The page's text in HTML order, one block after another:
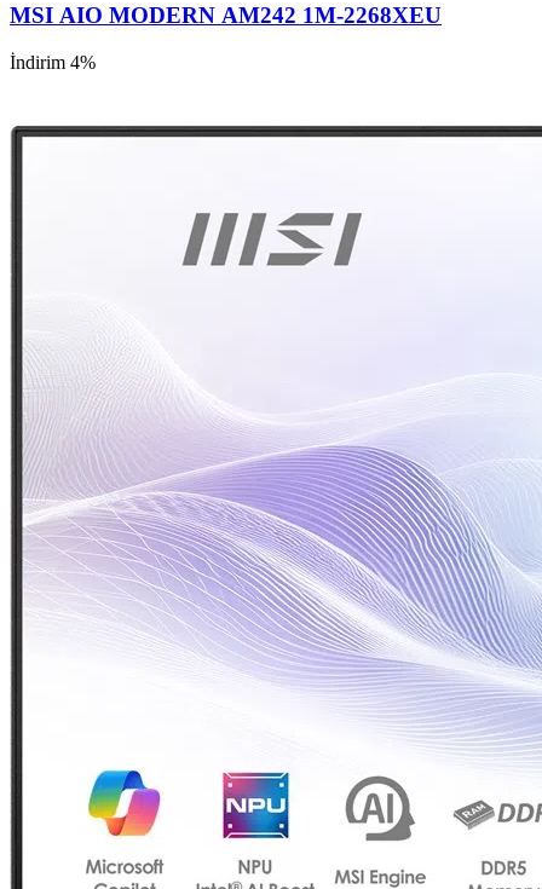
MSI AIO MODERN AM242 1M-2268XEU
İndirim 4%